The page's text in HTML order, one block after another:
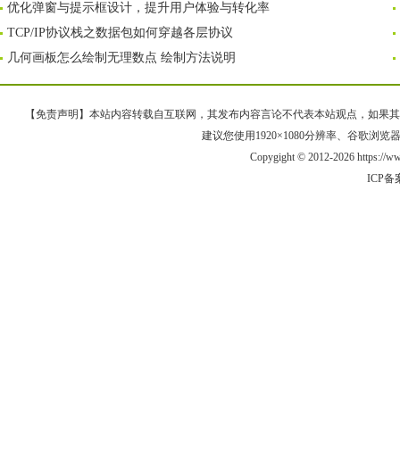
优化弹窗与提示框设计，提升用户体验与转化率
TCP/IP协议栈之数据包如何穿越各层协议
几何画板怎么绘制无理数点 绘制方法说明
【免责声明】本站内容转载自互联网，其发布内容言论不代表本站观点，如果
建议您使用1920×1080分辨率、谷歌浏览
Copygight © 2012-2026 https://
ICP备